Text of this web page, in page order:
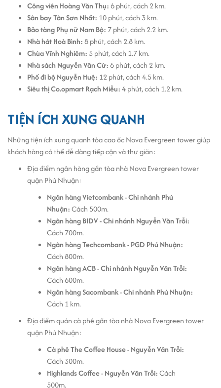
Phù hợp với doanh nghiệp từ startup đến công ty quy mô
lớn
Tại sao nên chọn văn phòng tại Nova Evergreen Tower?
Nếu bạn đang tìmvăn phòng cho thuê phường Phú Nhuận
chuẩn chuyên nghiệp, thuận tiện giao thông, có không gian làm
việc chất lượng cao và mức chi phí phù hợp, thì Nova Evergreen
Tower chính là điểm đến hoàn hảo. Đây là nơi lý tưởng để phát
triển bền vững, nâng cao năng suất làm việc và xây dựng hình ảnh
Công viên Hoàng Văn Thụ:6 phút, cách 2 km.
Sân bay Tân Sơn Nhất: 10 phút, cách 3 km.
Bảo tàng Phụ nữ Nam Bộ: 7 phút, cách 2.2 km.
Nhà hát Hoà Bình:8 phút, cách 2.8 km.
Chùa Vĩnh Nghiêm: 5 phút, cách 1.7 km.
Nhà sách Nguyễn Văn Cừ:6 phút, cách 2 km.
Phố đi bộ Nguyễn Huệ: 12 phút, cách 4.5 km.
Siêu thị Co.opmart Rạch Miễu:4 phút, cách 1.2 km.
TIỆN ÍCH XUNG QUANH
Những tiện ích xung quanh tòa cao ốc Nova Evergreen tower giúp
khách hàng có thể dễ dàng tiếp cận và thư giãn:
Địa điểm ngân hàng gần tòa nhà Nova Evergreen tower
quận Phú Nhuận:
Ngân hàng Vietcombank - Chi nhánh Phú
Nhuận:Cách 500m.
Ngân hàng BIDV - Chi nhánh Nguyễn Văn Trỗi:
Cách 700m.
Ngân hàng Techcombank - PGD Phú Nhuận:
Cách 800m.
Ngân hàng ACB - Chi nhánh Nguyễn Văn Trỗi:
Cách 600m.
Ngân hàng Sacombank - Chi nhánh Phú Nhuận:
Cách 1 km.
Địa điểm quán cà phê gần tòa nhà Nova Evergreen tower
quận Phú Nhuận:
Cà phê The Coffee House - Nguyễn Văn Trỗi:
Cách 300m.
Highlands Coffee - Nguyễn Văn Trỗi:Cách
500m.